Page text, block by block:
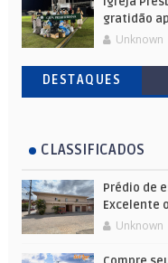
gratidão
Unknown
DESTAQUES
CLASSIFICADOS
Prédio de
Excelente
Unknown